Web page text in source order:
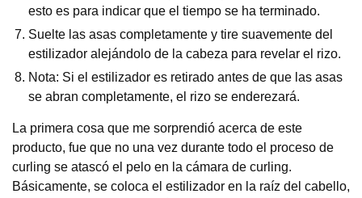
esto es para indicar que el tiempo se ha terminado.
Suelte las asas completamente y tire suavemente del
estilizador alejándolo de la cabeza para revelar el rizo.
Nota: Si el estilizador es retirado antes de que las asas
se abran completamente, el rizo se enderezará.
La primera cosa que me sorprendió acerca de este
producto, fue que no una vez durante todo el proceso de
curling se atascó el pelo en la cámara de curling.
Básicamente, se coloca el estilizador en la raíz del cabello,